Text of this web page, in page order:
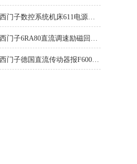
西门子数控系统机床611电源模块灯不显示修复解决
西门子6RA80直流调速励磁回路坏报F60005修复排除
西门子德国直流传动器报F60067高温报警修复排除方法